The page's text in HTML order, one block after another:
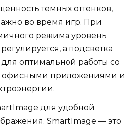
темных оттенков,
во время игр. При
режима уровень
а подсветка
для оптимальной работы со
офисными приложениями и
для удобной
SmartImage — это